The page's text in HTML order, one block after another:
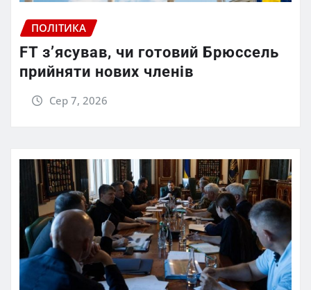
ПОЛІТИКА
FT зʼясував, чи готовий Брюссель
прийняти нових членів
Сер 7, 2026